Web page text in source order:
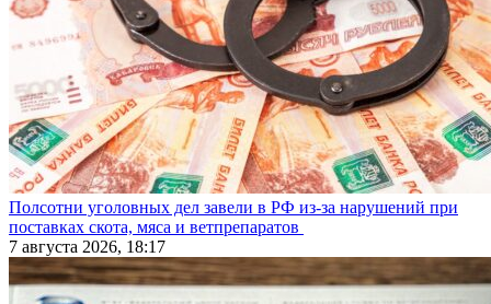
Полсотни уголовных дел завели в РФ из-за нарушений при
поставках скота, мяса и ветпрепаратов
7 августа 2026, 18:17